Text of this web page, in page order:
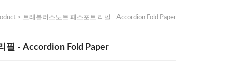
> 트래블러스노트 패스포트 리필 - Accordion Fold Paper
필 - Accordion Fold Paper